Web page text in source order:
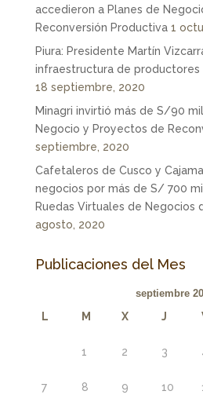
accedieron a Planes de
Reconversión Productiva 1
Piura: Presidente Martín
infraestructura de productores
18 septiembre, 2020
Minagri invirtió más de S/90
Negocio y Proyectos de
septiembre, 2020
Cafetaleros de Cusco y
negocios por más de S/ 700
Ruedas Virtuales de Negocios
agosto, 2020
Publicaciones del Mes
septiembre
L M X J
1 2 3
7 8 9 10